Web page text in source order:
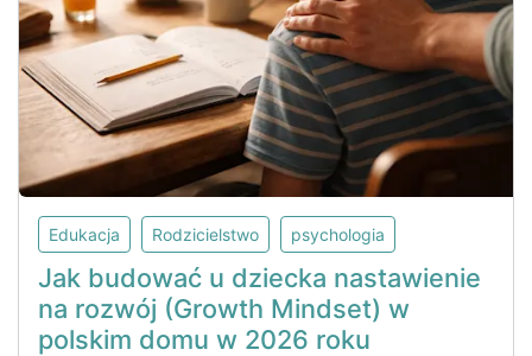
Edukacja Rodzicielstwo psychologia
Jak budować u dziecka nastawienie
na rozwój (Growth Mindset) w
polskim domu w 2026 roku